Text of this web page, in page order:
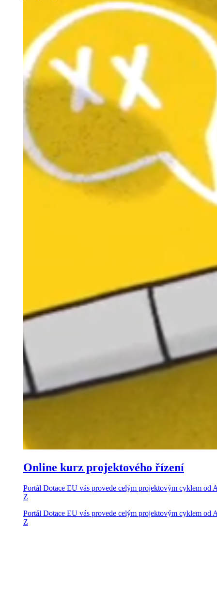
Online kurz projektového řízení
Portál Dotace EU vás provede celým projektovým cyklem od
Z
Portál Dotace EU vás provede celým projektovým cyklem od
Z